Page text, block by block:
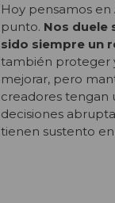
Hoy pensamos
punto. Nos duele
sido siempre un
también proteger
mejorar, pero
creadores tengan
decisiones
tienen sustento en